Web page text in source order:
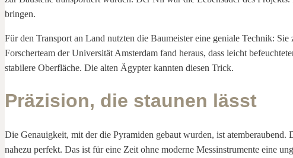
bringen.
Für den Transport an Land nutzten die Baumeister eine geniale Technik:
Forscherteam der Universität Amsterdam fand heraus, dass leicht
stabilere Oberfläche. Die alten Ägypter kannten diesen Trick.
Präzision, die staunen lässt
Die Genauigkeit, mit der die Pyramiden gebaut wurden, ist
nahezu perfekt. Das ist für eine Zeit ohne moderne Messinstrumente eine